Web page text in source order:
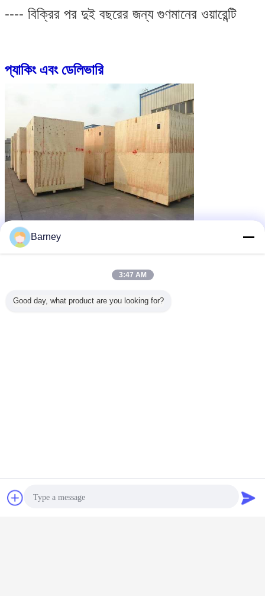
---- বিক্রির পর দুই বছরের জন্য গুণমানের ওয়ারেন্টি
প্যাকিং এবং ডেলিভারি
চ্যাট
Barney
3:47 AM
Good day, what product are you looking for?